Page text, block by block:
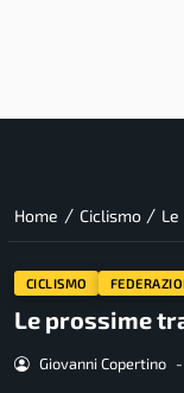
Home / Ciclismo /
CICLISMO
Le prossime
Giovanni Copertino -